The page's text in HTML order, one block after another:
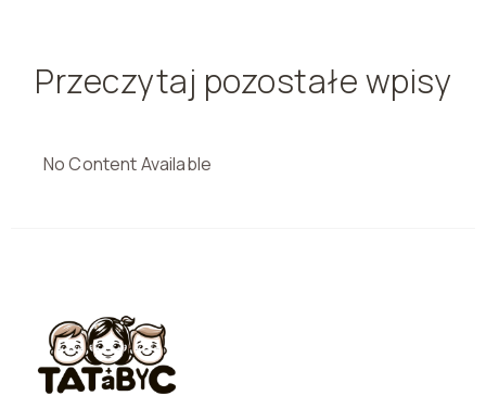
Przeczytaj pozostałe wpisy
No Content Available